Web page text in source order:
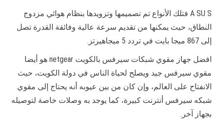
A SU S فتلك الأنواع تم تصميمها وتزويدها بنظام هوائي مزدوج
النطاق، حيث يمكنها من تقديم سرعة عالية وفائقة القدرة تصل
إلى 867 ميجا بايت في تردد 5 ميجاهيرتز.
افضل جهاز مقوي شبكات سيرفس بالكويت netgear هو أيضا
مقوي سيرفس جيد ويصلح لحياة الناس في دولة الكويت، حيث
الانفتاح على العالم، وإن كان من بين عيوبه أنه يحتاج إلى مقوي
شبكه سيرفس أنترنت كبيرة، كما يوجد به وصلات خاصة لتوصيله
بجهاز آخر.